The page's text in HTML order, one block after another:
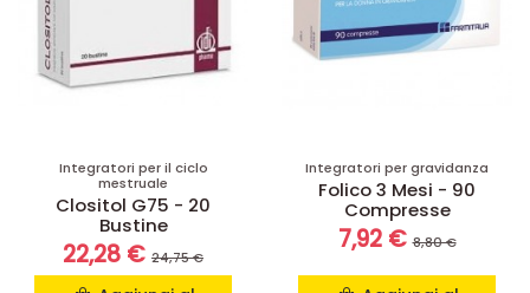
Integratori per il ciclo
mestruale
Clositol G75 - 20
Bustine
22,28 € 24,75 €
Integratori per gravidanza
Folico 3 Mesi - 90
Compresse
7,92 €8,80 €